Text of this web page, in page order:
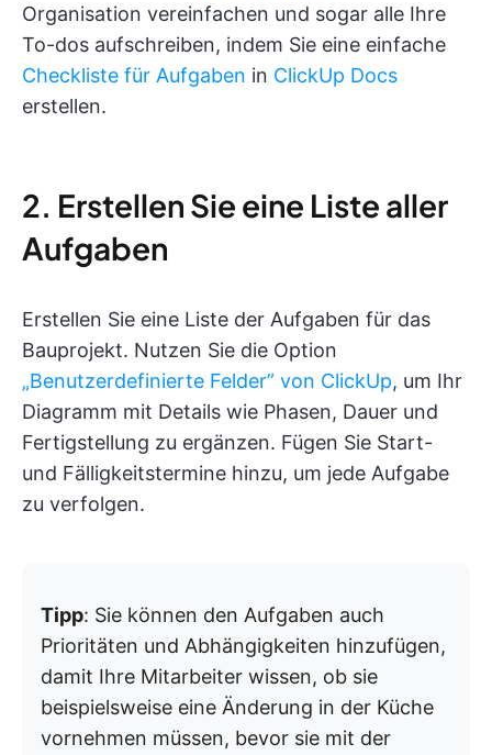
Organisation vereinfachen und sogar alle Ihre
To-dos aufschreiben, indem Sie eine einfache
Checkliste für Aufgaben in ClickUp Docs
erstellen.
2. Erstellen Sie eine Liste aller
Aufgaben
Erstellen Sie eine Liste der Aufgaben für das
Bauprojekt. Nutzen Sie die Option
„Benutzerdefinierte Felder” von ClickUp, um Ihr
Diagramm mit Details wie Phasen, Dauer und
Fertigstellung zu ergänzen. Fügen Sie Start-
und Fälligkeitstermine hinzu, um jede Aufgabe
zu verfolgen.
Tipp: Sie können den Aufgaben auch
Prioritäten und Abhängigkeiten hinzufügen,
damit Ihre Mitarbeiter wissen, ob sie
beispielsweise eine Änderung in der Küche
vornehmen müssen, bevor sie mit der